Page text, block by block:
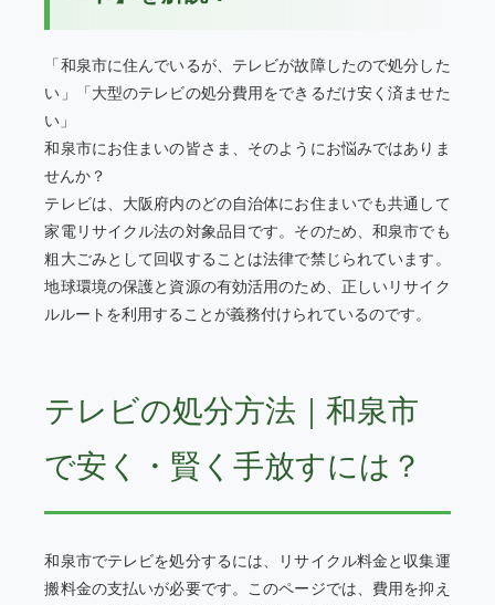
「和泉市に住んでいるが、テレビが故障したので処分した
い」「大型のテレビの処分費用をできるだけ安く済ませた
い」
和泉市にお住まいの皆さま、そのようにお悩みではありま
せんか？
テレビは、大阪府内のどの自治体にお住まいでも共通して
家電リサイクル法の対象品目です。そのため、和泉市でも
粗大ごみとして回収することは法律で禁じられています。
地球環境の保護と資源の有効活用のため、正しいリサイク
ルルートを利用することが義務付けられているのです。
テレビの処分方法｜和泉市
で安く・賢く手放すには？
和泉市でテレビを処分するには、リサイクル料金と収集運
搬料金の支払いが必要です。このページでは、費用を抑え